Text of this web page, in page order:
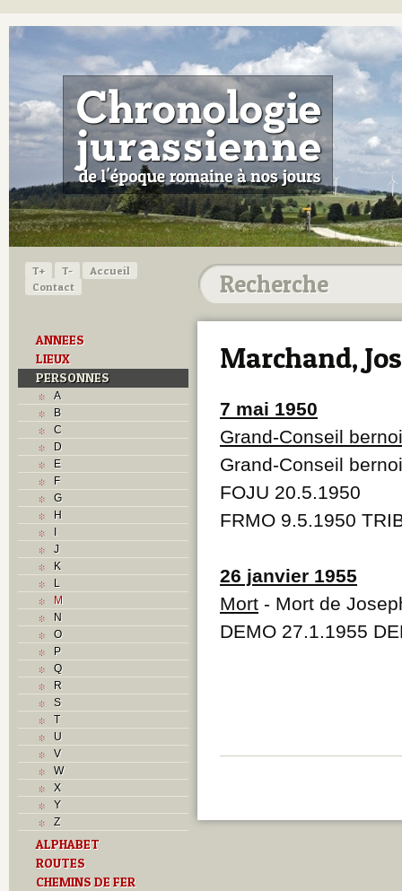
T+ T-
Accueil
Contact
ANNEES
LIEUX
PERSONNES
A
B
C
D
E
F
G
H
I
J
K
L
M
N
O
P
Q
R
S
T
U
V
W
X
Y
Z
ALPHABET
ROUTES
CHEMINS DE FER
Marchand,
7 mai 1950
Grand-Conseil
Grand-Conseil
FOJU 20.5.1950
FRMO 9.5.1950
26 janvier 1955
Mort - Mort de
DEMO 27.1.1955